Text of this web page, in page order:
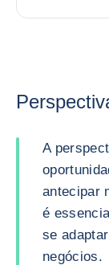
A
antecipar
é
se
negócios.